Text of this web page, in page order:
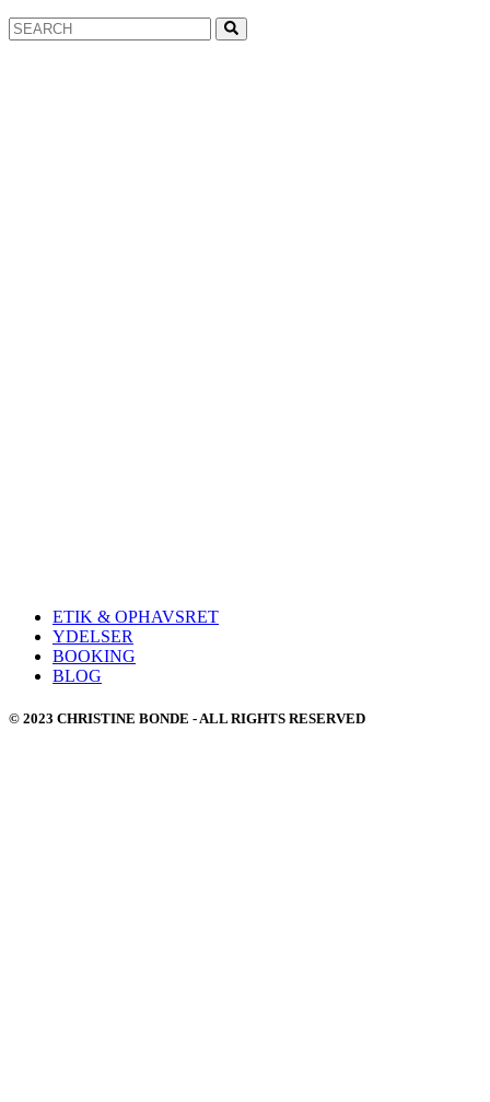
Search
for:
ETIK & OPHAVSRET
YDELSER
BOOKING
BLOG
© 2023 CHRISTINE BONDE - ALL RIGHTS RESERVED